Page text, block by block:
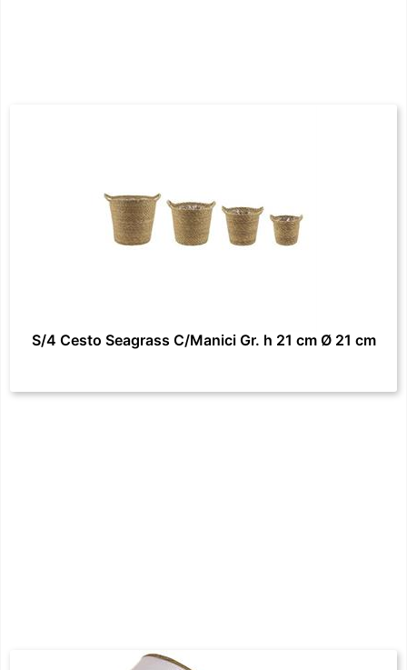
S/4 Cesto Seagrass C/Manici Gr. h 21 cm Ø 21 cm